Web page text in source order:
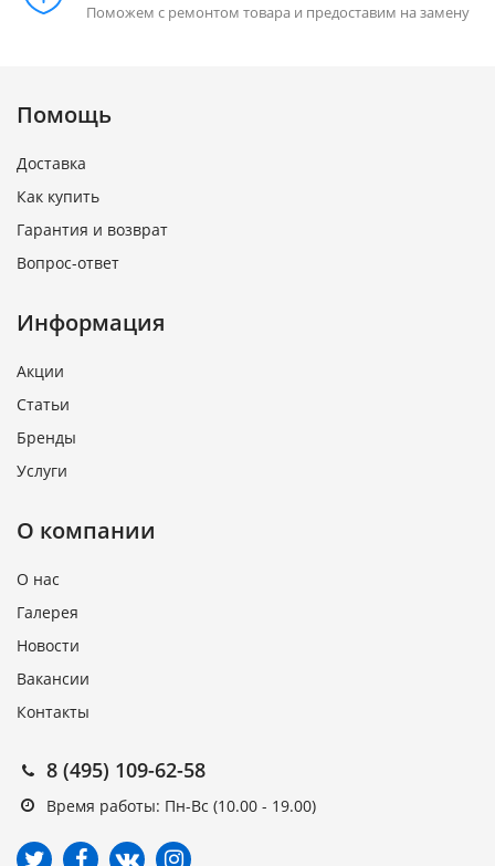
Поможем с ремонтом товара и предоставим на замену
Помощь
Доставка
Как купить
Гарантия и возврат
Вопрос-ответ
Информация
Акции
Статьи
Бренды
Услуги
О компании
О нас
Галерея
Новости
Вакансии
Контакты
8 (495) 109-62-58
Время работы: Пн-Вс (10.00 - 19.00)